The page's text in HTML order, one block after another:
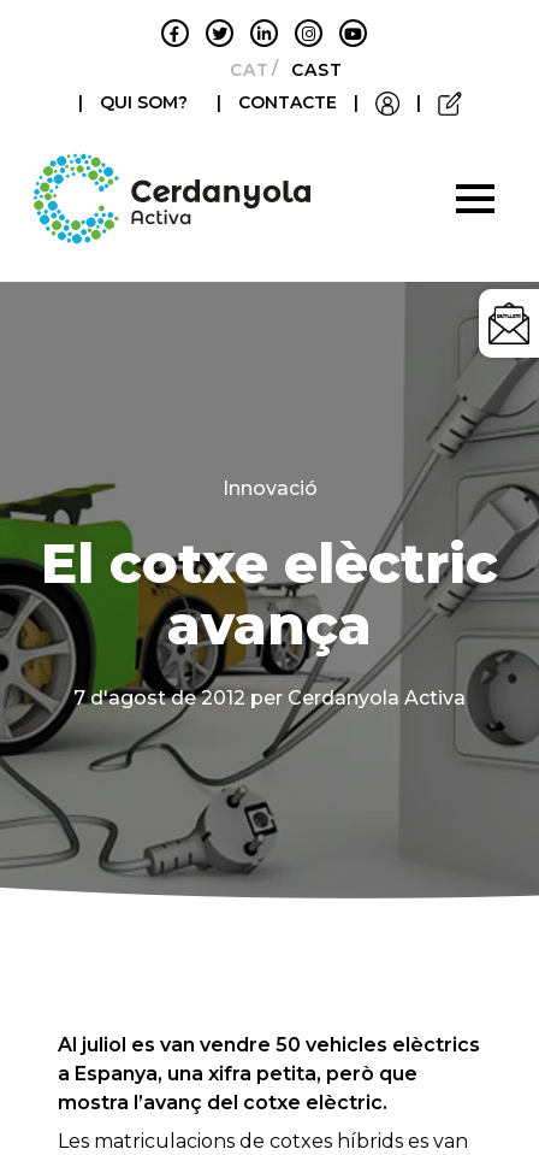
CATALÀCASTELLANO
|
QUI SOM? | CONTACTE | |
Categories
Innovació
El cotxe elèctric
avança
7 d'agost de 2012 per Cerdanyola Activa
Al juliol es van vendre 50 vehicles elèctrics
a Espanya, una xifra petita, però que
mostra l’avanç del cotxe elèctric.
Les matriculacions de cotxes híbrids es van